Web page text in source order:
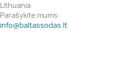
Lithuania
Parašykite mums:
info@baltassodas.lt